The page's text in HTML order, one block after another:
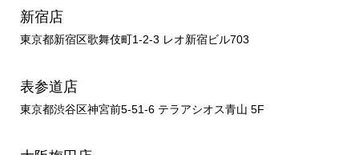
新宿店
東京都新宿区歌舞伎町1-2-3 レオ新宿ビル703
表参道店
東京都渋谷区神宮前5-51-6 テラアシオス青山 5F